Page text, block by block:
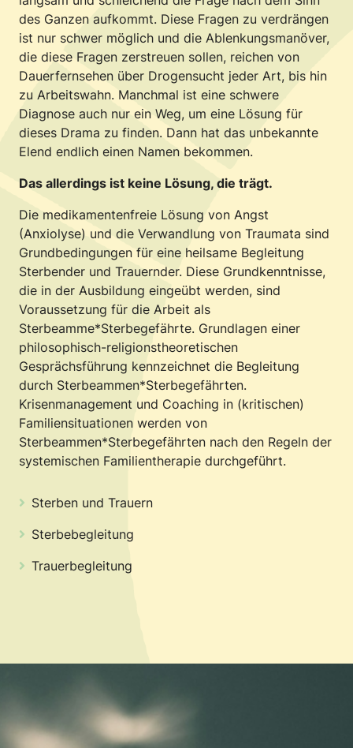
des Ganzen aufkommt. Diese Fragen zu verdrängen
ist nur schwer möglich und die Ablenkungsmanöver,
die diese Fragen zerstreuen sollen, reichen von
Dauerfernsehen über Drogensucht jeder Art, bis hin
zu Arbeitswahn. Manchmal ist eine schwere
Diagnose auch nur ein Weg, um eine Lösung für
dieses Drama zu finden. Dann hat das unbekannte
Elend endlich einen Namen bekommen.
Das allerdings ist keine Lösung, die trägt.
Die medikamentenfreie Lösung von Angst
(Anxiolyse) und die Verwandlung von Traumata sind
Grundbedingungen für eine heilsame Begleitung
Sterbender und Trauernder. Diese Grundkenntnisse,
die in der Ausbildung eingeübt werden, sind
Voraussetzung für die Arbeit als
Sterbeamme*Sterbegefährte. Grundlagen einer
philosophisch-religionstheoretischen
Gesprächsführung kennzeichnet die Begleitung
durch Sterbeammen*Sterbegefährten.
Krisenmanagement und Coaching in (kritischen)
Familiensituationen werden von
Sterbeammen*Sterbegefährten nach den Regeln der
systemischen Familientherapie durchgeführt.
Sterben und Trauern
Sterbebegleitung
Trauerbegleitung